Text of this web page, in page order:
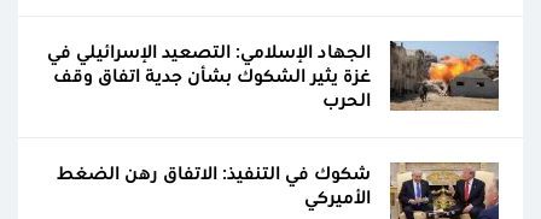
الجهاد الإسلامي: التصعيد الإسرائيلي في
غزة يثير الشكوك بشأن جدية اتفاق وقف
الحرب
شكوك في التنفيذ: الاتفاق رهن الضغط
الأميركي